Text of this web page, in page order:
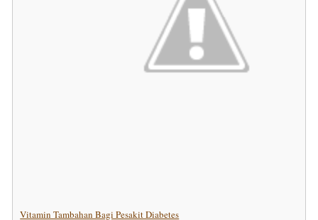
Vitamin Tambahan Bagi Pesakit Diabetes